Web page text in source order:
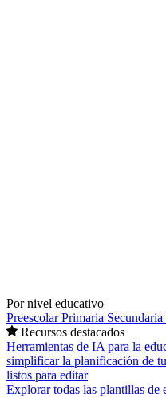
Por nivel educativo
PreescolarPrimaria Secundaria
Recursos destacados
Herramientas de IA para la
simplificar la planificación de
listos para editar
Explorar todas las plantillas de